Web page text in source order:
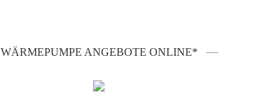
WÄRMEPUMPE ANGEBOTE ONLINE*